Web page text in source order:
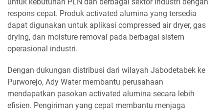
respons cepat. Produk activated alumina yang tersedia
dapat digunakan untuk aplikasi compressed air dryer, gas
drying, dan moisture removal pada berbagai sistem
operasional industri.
Dengan dukungan distribusi dari wilayah Jabodetabek ke
Purworejo, Ady Water membantu perusahaan
mendapatkan pasokan activated alumina secara lebih
efisien. Pengiriman yang cepat membantu menjaga